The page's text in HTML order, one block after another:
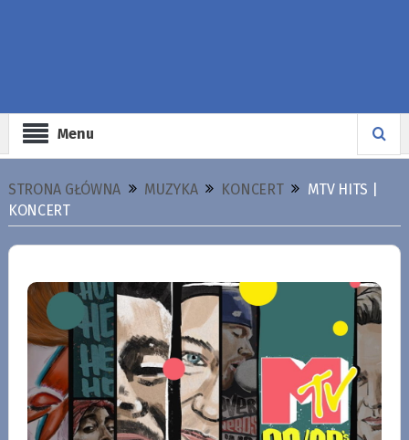
Menu
STRONA GŁÓWNA MUZYKA KONCERT
MTV HITS |
KONCERT